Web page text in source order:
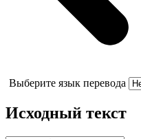
Выберите язык перевода
Исходный текст